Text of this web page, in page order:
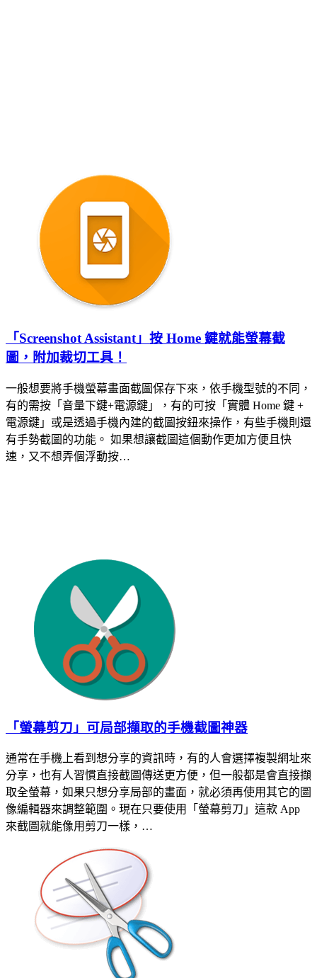
「Screenshot Assistant」按 Home 鍵就能螢幕截
圖，附加裁切工具！
一般想要將手機螢幕畫面截圖保存下來，依手機型號的不同，
有的需按「音量下鍵+電源鍵」，有的可按「實體 Home 鍵 +
電源鍵」或是透過手機內建的截圖按鈕來操作，有些手機則還
有手勢截圖的功能。 如果想讓截圖這個動作更加方便且快
速，又不想弄個浮動按…
「螢幕剪刀」可局部擷取的手機截圖神器
通常在手機上看到想分享的資訊時，有的人會選擇複製網址來
分享，也有人習慣直接截圖傳送更方便，但一般都是會直接擷
取全螢幕，如果只想分享局部的畫面，就必須再使用其它的圖
像編輯器來調整範圍。現在只要使用「螢幕剪刀」這款 App
來截圖就能像用剪刀一樣，…